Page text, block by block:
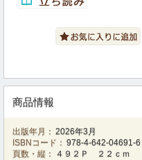
商品情報
出版年月： 2026年3月
ISBNコード： 978-4-642-04691-6
頁数・縦：
４９２Ｐ ２２ｃｍ